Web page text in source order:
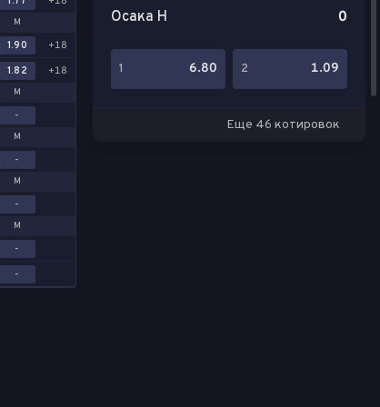
М
1.90
+18
1.82 +18
М
-
М
-
М
-
М
-
-
Осака Н
0
1 6.80 2 1.09
Еще 46 котировок